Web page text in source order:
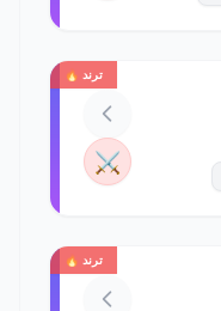
ترند 🔥
⚔️
ترند 🔥